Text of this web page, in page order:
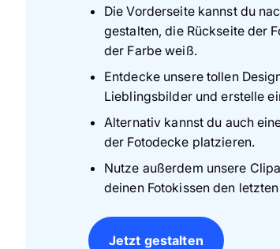
Die Vorderseite kannst du
gestalten, die Rückseite der
der Farbe weiß.
Entdecke unsere tollen
Lieblingsbilder und erstelle
Alternativ kannst du auch
der Fotodecke platzieren.
Nutze außerdem unsere
deinen Fotokissen den
Jetzt gestalten